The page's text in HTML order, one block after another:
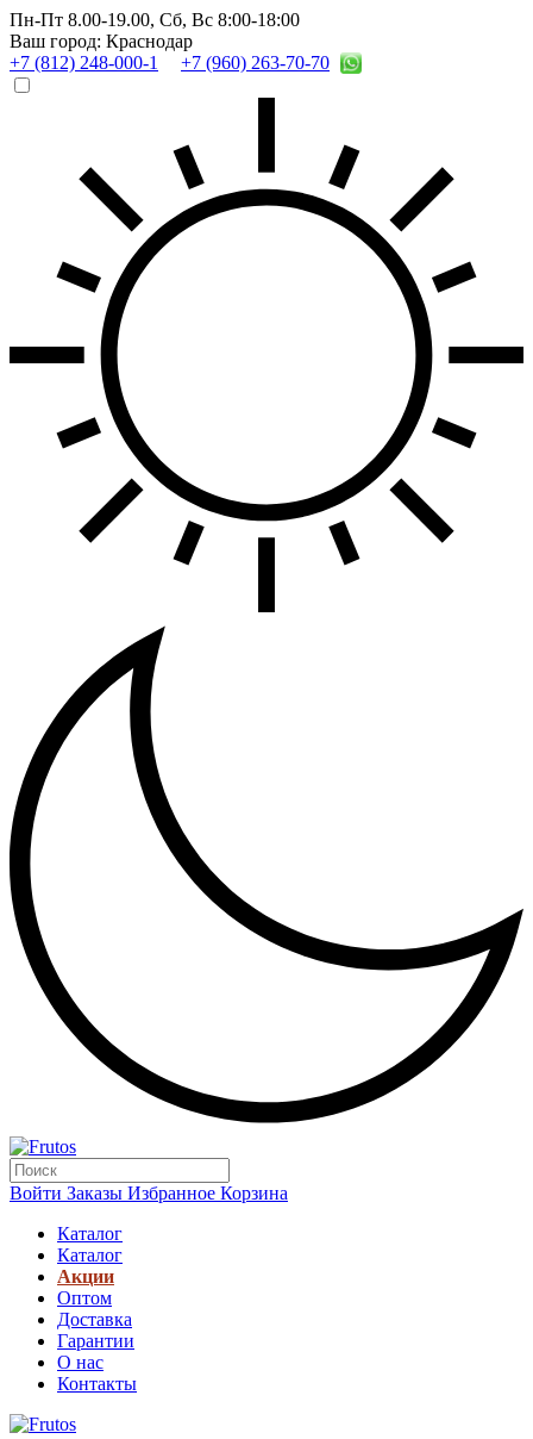
Пн-Пт 8.00-19.00, Сб, Вс 8:00-18:00
Ваш город: Краснодар
+7 (812) 248-000-1
+7 (960) 263-70-70
Войти Заказы Избранное Корзина
Каталог
Каталог
Акции
Оптом
Доставка
Гарантии
О нас
Контакты